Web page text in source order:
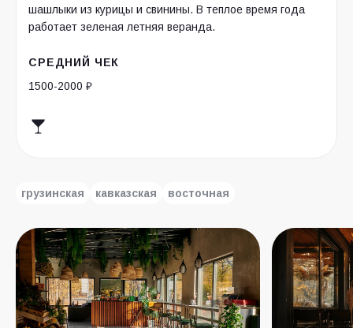
шашлыки из курицы и свинины. В теплое время года
работает зеленая летняя веранда.
СРЕДНИЙ ЧЕК
1500-2000 ₽
грузинская кавказская восточная